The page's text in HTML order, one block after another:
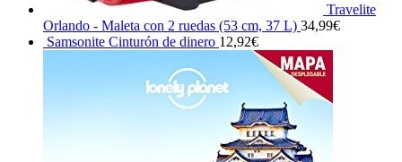
Travelite
Orlando - Maleta con 2 ruedas (53 cm, 37 L) 34,99€
Samsonite Cinturón de dinero 12,92€